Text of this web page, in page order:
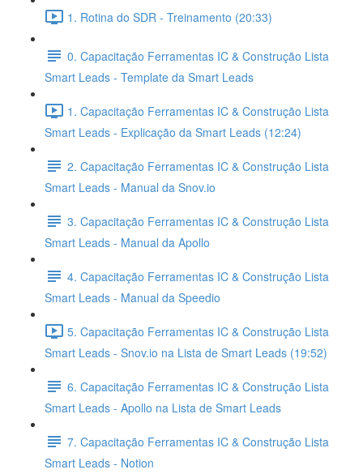
1. Rotina do SDR - Treinamento (20:33)
0. Capacitação Ferramentas IC & Construção Lista
Smart Leads - Template da Smart Leads
1. Capacitação Ferramentas IC & Construção Lista
Smart Leads - Explicação da Smart Leads (12:24)
2. Capacitação Ferramentas IC & Construção Lista
Smart Leads - Manual da Snov.io
3. Capacitação Ferramentas IC & Construção Lista
Smart Leads - Manual da Apollo
4. Capacitação Ferramentas IC & Construção Lista
Smart Leads - Manual da Speedio
5. Capacitação Ferramentas IC & Construção Lista
Smart Leads - Snov.io na Lista de Smart Leads (19:52)
6. Capacitação Ferramentas IC & Construção Lista
Smart Leads - Apollo na Lista de Smart Leads
7. Capacitação Ferramentas IC & Construção Lista
Smart Leads - Notion